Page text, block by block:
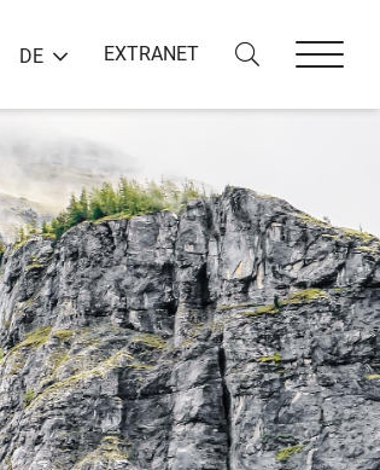
DE EXTRANET